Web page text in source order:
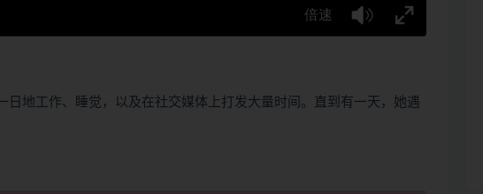
地工作、睡觉，以及在社交媒体上打发大量时间。直到有一天，她遇